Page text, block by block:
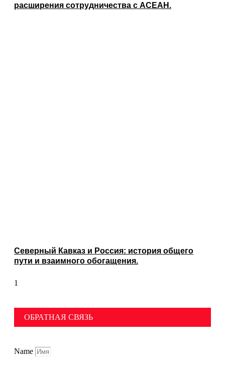
расширения сотрудничества с АСЕАН.
Северный Кавказ и Россия: история общего
пути и взаимного обогащения.
ОБРАТНАЯ СВЯЗЬ
Name